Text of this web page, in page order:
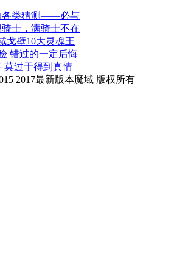
各类猜测——必与
士，满骑士不在
戈壁10大灵魂王
错过的一定后悔
莫过于得到真情
2017最新版本魔域 版权所有